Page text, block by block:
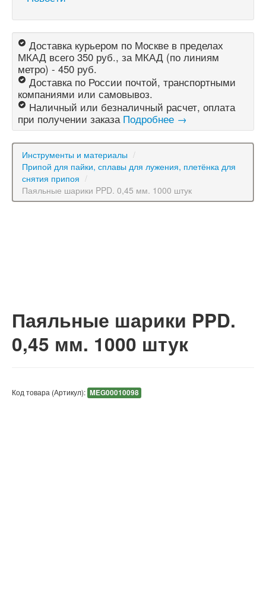
Доставка курьером по Москве в пределах
МКАД всего 350 руб., за МКАД (по линиям
метро) - 450 руб.
Доставка по России почтой, транспортными
компаниями или самовывоз.
Наличный или безналичный расчет, оплата
при получении заказа Подробнее →
Инструменты и материалы /
Припой для пайки, сплавы для лужения, плетёнка для
снятия припоя /
Паяльные шарики PPD. 0,45 мм. 1000 штук
Паяльные шарики PPD.
0,45 мм. 1000 штук
Код товара (Артикул): MEG00010098